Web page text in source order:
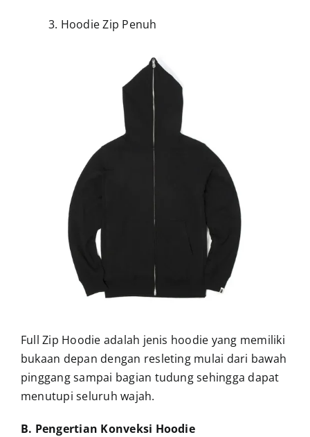
3. Hoodie Zip Penuh
Full Zip Hoodie adalah jenis hoodie yang memiliki
bukaan depan dengan resleting mulai dari bawah
pinggang sampai bagian tudung sehingga dapat
menutupi seluruh wajah.
B. Pengertian Konveksi Hoodie